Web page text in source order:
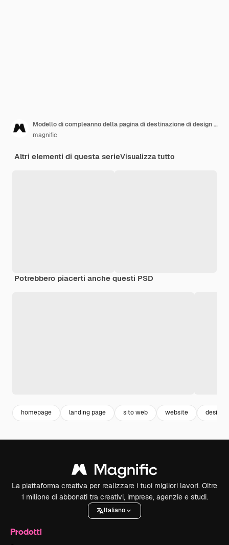
Modello di compleanno della pagina di destinazione di design piatto
magnific
Altri elementi di questa serieVisualizza tutto
Potrebbero piacerti anche questi PSD
homepage landing page sito web website design
La piattaforma creativa per realizzare i tuoi migliori lavori. Oltre
1 milione di abbonati tra creativi, imprese, agenzie e studi.
Italiano
Prodotti